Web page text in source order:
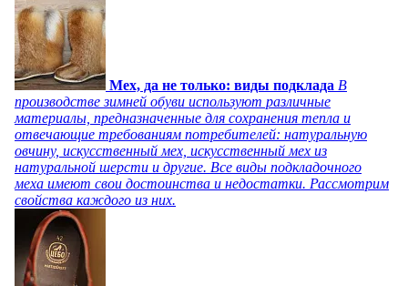
Мех, да не только: виды подклада В
производстве зимней обуви используют различные
материалы, предназначенные для сохранения тепла и
отвечающие требованиям потребителей: натуральную
овчину, искусственный мех, искусственный мех из
натуральной шерсти и другие. Все виды подкладочного
меха имеют свои достоинства и недостатки. Рассмотрим
свойства каждого из них.